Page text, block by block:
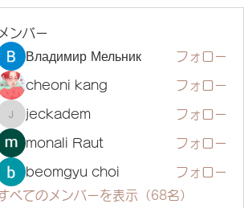
メンバー
Владимир Мельник
フォロー
cheoni kang フォロー
jeckadem
jeckadem フォロー
monali Raut フォロー
beomgyu choi
フォロー
べてのメンバーを表示（68名）